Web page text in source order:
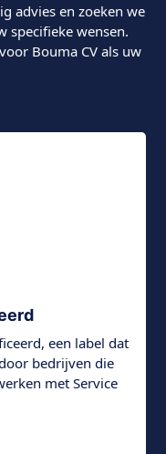
advies en zoeken we
specifieke wensen.
Bouma CV als uw
een label dat
bedrijven die
met Service